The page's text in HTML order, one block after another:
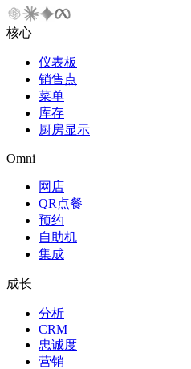
核心
仪表板
销售点
菜单
库存
厨房显示
Omni
网店
QR点餐
预约
自助机
集成
成长
分析
CRM
忠诚度
营销